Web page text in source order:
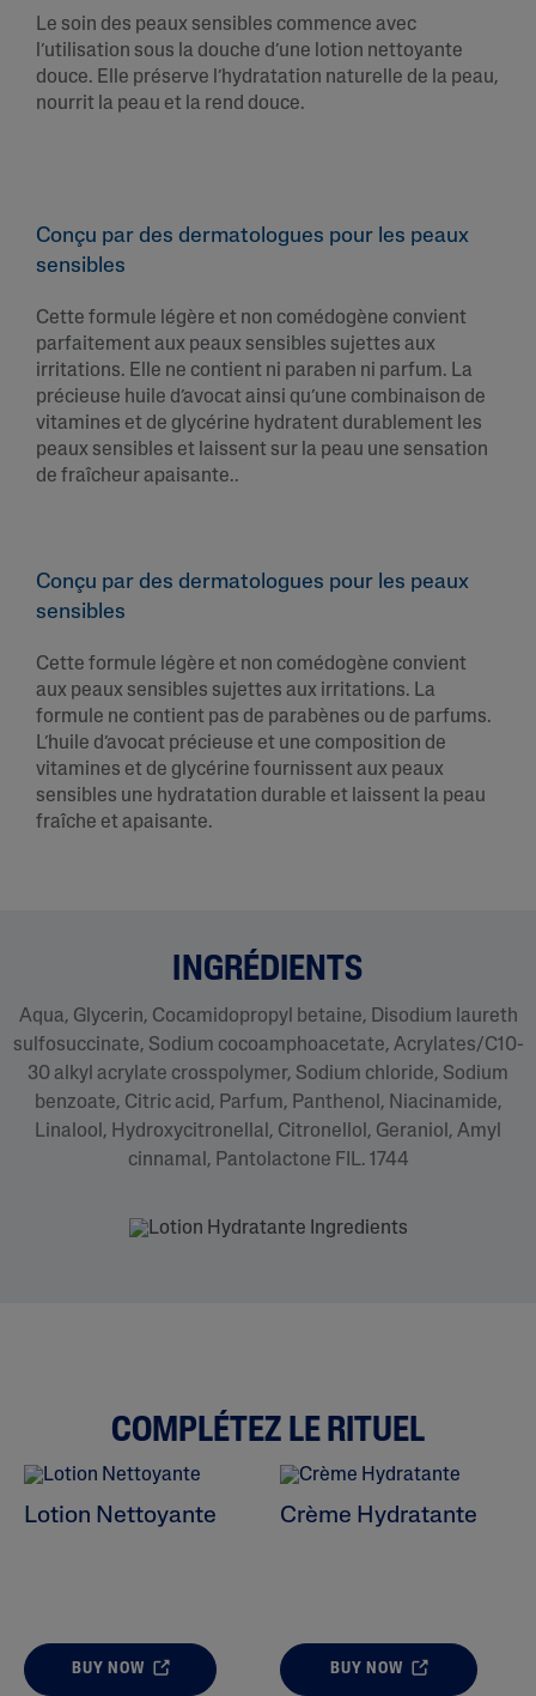
Le soin des peaux sensibles commence avec
l’utilisation sous la douche d’une lotion nettoyante
douce. Elle préserve l’hydratation naturelle de la peau,
nourrit la peau et la rend douce.
Conçu par des dermatologues pour les peaux
sensibles
Cette formule légère et non comédogène convient
parfaitement aux peaux sensibles sujettes aux
irritations. Elle ne contient ni paraben ni parfum. La
précieuse huile d’avocat ainsi qu’une combinaison de
vitamines et de glycérine hydratent durablement les
peaux sensibles et laissent sur la peau une sensation
de fraîcheur apaisante..
Conçu par des dermatologues pour les peaux
sensibles
Cette formule légère et non comédogène convient
aux peaux sensibles sujettes aux irritations. La
formule ne contient pas de parabènes ou de parfums.
L’huile d’avocat précieuse et une composition de
vitamines et de glycérine fournissent aux peaux
sensibles une hydratation durable et laissent la peau
fraîche et apaisante.
INGRÉDIENTS
Aqua, Glycerin, Cocamidopropyl betaine, Disodium laureth
sulfosuccinate, Sodium cocoamphoacetate, Acrylates/C10-
30 alkyl acrylate crosspolymer, Sodium chloride, Sodium
benzoate, Citric acid, Parfum, Panthenol, Niacinamide,
Linalool, Hydroxycitronellal, Citronellol, Geraniol, Amyl
cinnamal, Pantolactone FIL. 1744
COMPLÉTEZ LE RITUEL
Lotion Nettoyante
BUY NOW
Crème Hydratante
BUY NOW